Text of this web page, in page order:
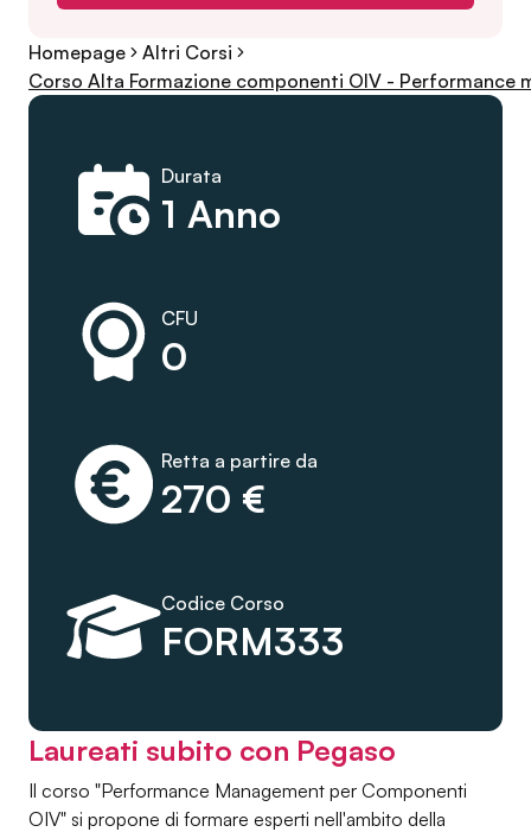
Homepage
Altri Corsi
Corso Alta Formazione componenti OIV - Performance
1 Anno
Durata
0
CFU
270 €
Retta a partire da
FORM333
Codice Corso
Laureati subito con Pegaso
Il corso "Performance Management per Componenti
OIV" si propone di formare esperti nell'ambito della